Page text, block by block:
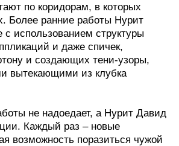
по коридорам, в которых
Более ранние работы Нурит
использованием структуры
и даже спичек,
и создающих тени-узоры,
вытекающими из клубка
не надоедает, а Нурит Давид
Каждый раз – новые
возможность поразиться чужой